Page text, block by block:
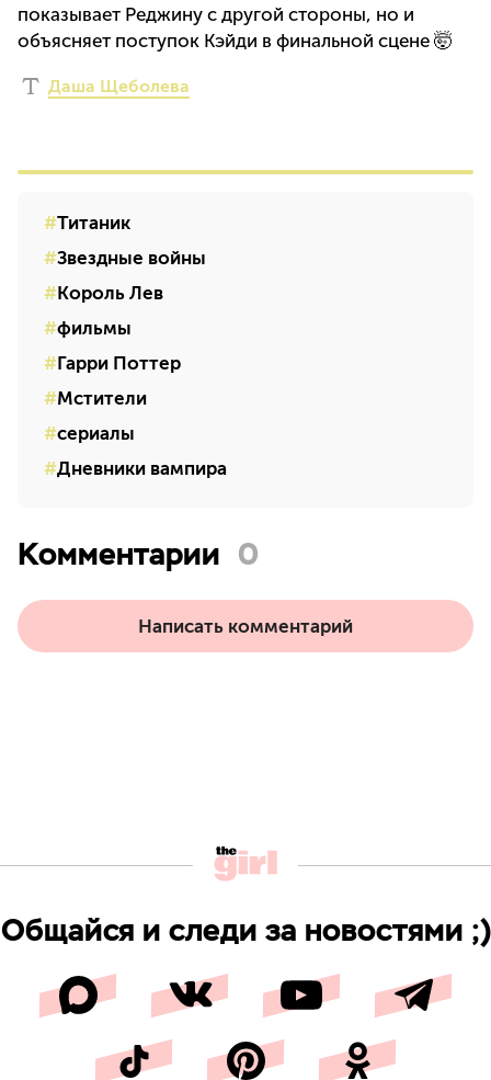
показывает Реджину с другой стороны, но и
объясняет поступок Кэйди в финальной сцене 🤯
Даша Щеболева
Титаник
Звездные войны
Король Лев
фильмы
Гарри Поттер
Мстители
сериалы
Дневники вампира
Комментарии 0
Написать комментарий
Общайся и следи за новостями ;)